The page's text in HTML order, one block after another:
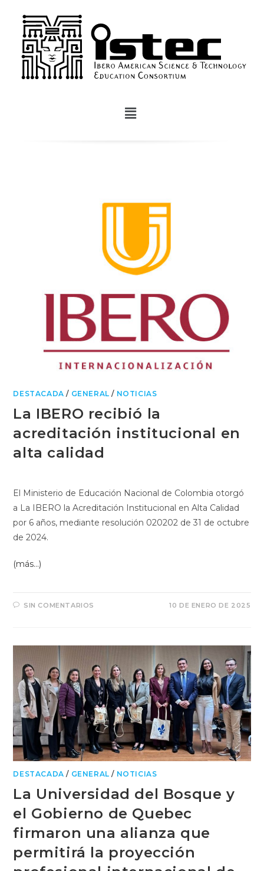
DESTACADA / GENERAL / NOTICIAS
La IBERO recibió la
acreditación institucional en
alta calidad
El Ministerio de Educación Nacional de Colombia otorgó
a La IBERO la Acreditación Institucional en Alta Calidad
por 6 años, mediante resolución 020202 de 31 de octubre
de 2024.
(más…)
SIN COMENTARIOS 10 DE ENERO DE 2025
DESTACADA / GENERAL / NOTICIAS
La Universidad del Bosque y
el Gobierno de Quebec
firmaron una alianza que
permitirá la proyección